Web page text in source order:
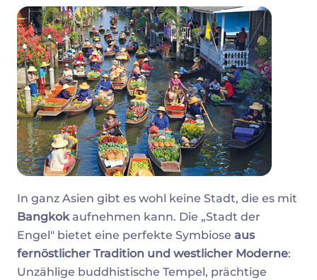
In ganz Asien gibt es wohl keine Stadt, die es mit
Bangkokaufnehmen kann. Die „Stadt der
Engel" bietet eine perfekte Symbiose aus
fernöstlicher Tradition und westlicher Moderne:
Unzählige buddhistische Tempel, prächtige